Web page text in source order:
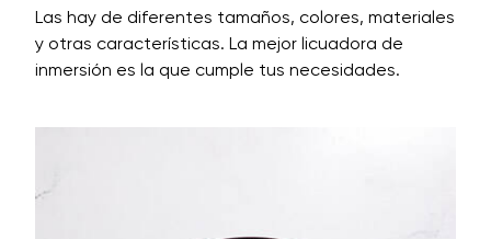
Las hay de diferentes tamaños, colores, materiales
y otras características. La mejor licuadora de
inmersión es la que cumple tus necesidades.